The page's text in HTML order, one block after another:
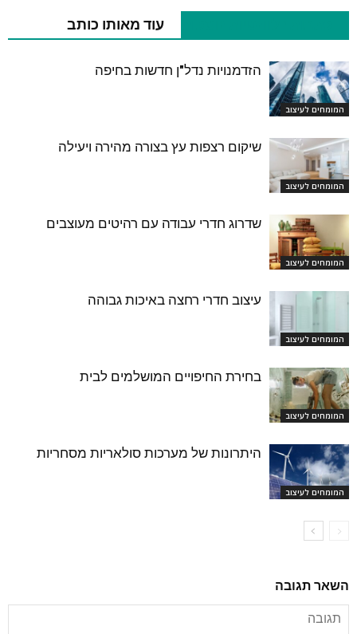
עוד מאותו כותב
המומחים לעיצוב
הזדמנויות נדל"ן חדשות בחיפה
המומחים לעיצוב
שיקום רצפות עץ בצורה מהירה ויעילה
המומחים לעיצוב
שדרוג חדרי עבודה עם רהיטים מעוצבים
המומחים לעיצוב
עיצוב חדרי רחצה באיכות גבוהה
המומחים לעיצוב
בחירת החיפויים המושלמים לבית
המומחים לעיצוב
היתרונות של מערכות סולאריות מסחריות
השאר תגובה